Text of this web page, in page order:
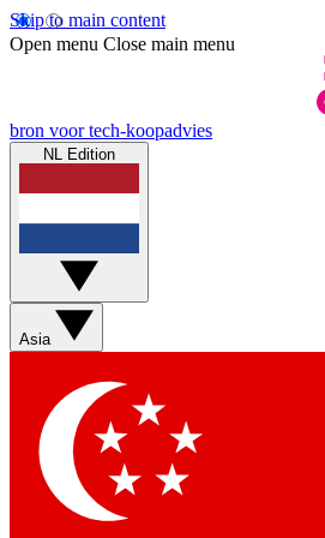
Skip to main content
Open menu Close main menu
bron voor tech-koopadvies
NL Edition
Asia